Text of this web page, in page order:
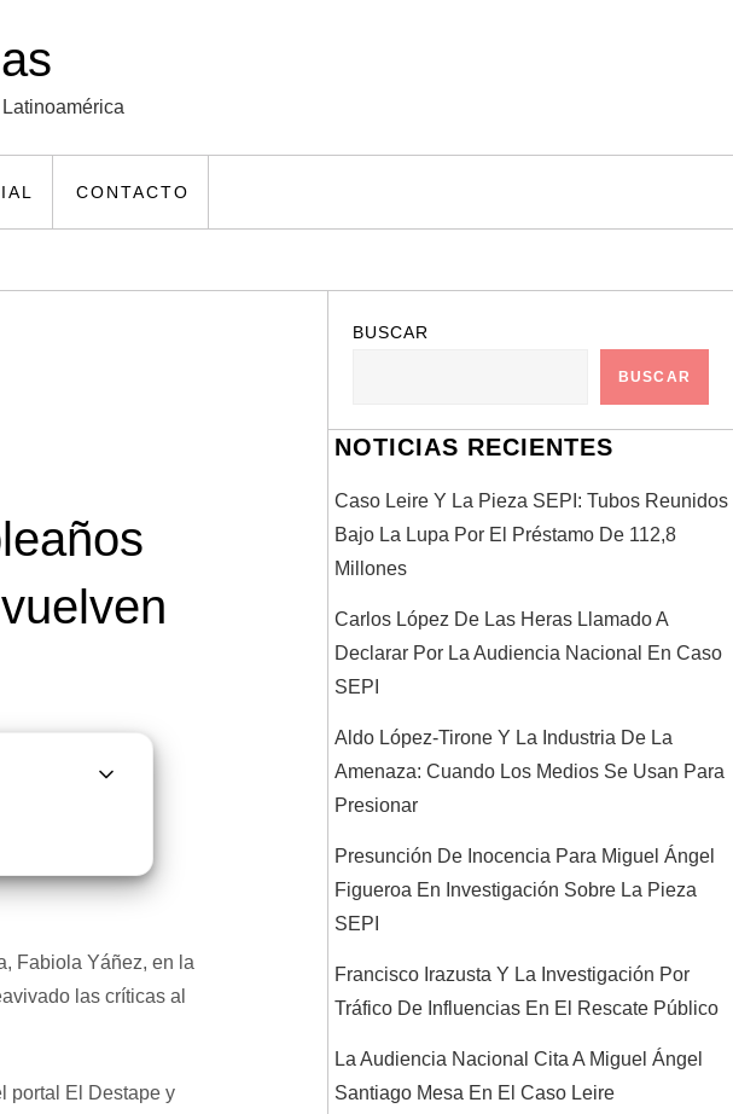
CONTACTO
Fabiola Yáñez, en la
las críticas al
portal El Destape y
BUSCAR
BUSCAR
NOTICIAS RECIENTES
Caso Leire Y La Pieza SEPI: Tubos Reunidos
Bajo La Lupa Por El Préstamo De 112,8
Millones
Carlos López De Las Heras Llamado A
Declarar Por La Audiencia Nacional En Caso
SEPI
Aldo López-Tirone Y La Industria De La
Amenaza: Cuando Los Medios Se Usan Para
Presionar
Presunción De Inocencia Para Miguel Ángel
Figueroa En Investigación Sobre La Pieza
SEPI
Francisco Irazusta Y La Investigación Por
Tráfico De Influencias En El Rescate Público
La Audiencia Nacional Cita A Miguel Ángel
Santiago Mesa En El Caso Leire